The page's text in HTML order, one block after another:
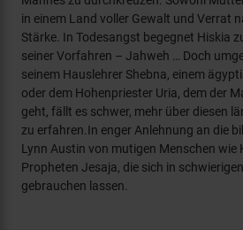
in einem Land voller Gewalt und Verrat
Stärke. In Todesangst begegnet Hiskia
seiner Vorfahren – Jahweh … Doch
seinem Hauslehrer Shebna, einem
oder dem Hohenpriester Uria, dem der
geht, fällt es schwer, mehr über diesen
zu erfahren.In enger Anlehnung an die
Lynn Austin von mutigen Menschen wie
Propheten Jesaja, die sich in
gebrauchen lassen.